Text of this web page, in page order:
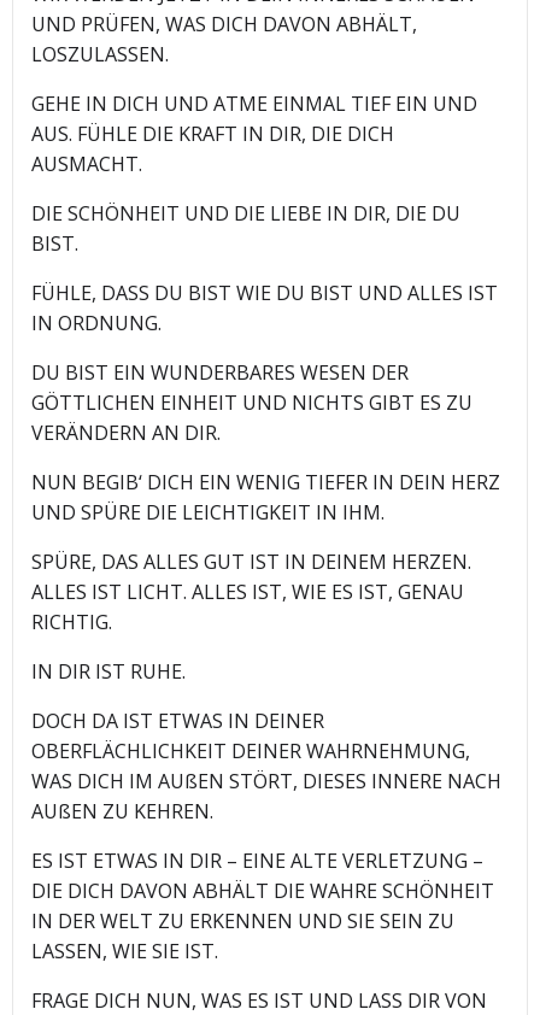
UND PRÜFEN, WAS DICH DAVON ABHÄLT,
LOSZULASSEN.
GEHE IN DICH UND ATME EINMAL TIEF EIN UND
AUS. FÜHLE DIE KRAFT IN DIR, DIE DICH
AUSMACHT.
DIE SCHÖNHEIT UND DIE LIEBE IN DIR, DIE DU
BIST.
FÜHLE, DASS DU BIST WIE DU BIST UND ALLES IST
IN ORDNUNG.
DU BIST EIN WUNDERBARES WESEN DER
GÖTTLICHEN EINHEIT UND NICHTS GIBT ES ZU
VERÄNDERN AN DIR.
NUN BEGIB‘ DICH EIN WENIG TIEFER IN DEIN HERZ
UND SPÜRE DIE LEICHTIGKEIT IN IHM.
SPÜRE, DAS ALLES GUT IST IN DEINEM HERZEN.
ALLES IST LICHT. ALLES IST, WIE ES IST, GENAU
RICHTIG.
IN DIR IST RUHE.
DOCH DA IST ETWAS IN DEINER
OBERFLÄCHLICHKEIT DEINER WAHRNEHMUNG,
WAS DICH IM AUßEN STÖRT, DIESES INNERE NACH
AUßEN ZU KEHREN.
ES IST ETWAS IN DIR – EINE ALTE VERLETZUNG –
DIE DICH DAVON ABHÄLT DIE WAHRE SCHÖNHEIT
IN DER WELT ZU ERKENNEN UND SIE SEIN ZU
LASSEN, WIE SIE IST.
FRAGE DICH NUN, WAS ES IST UND LASS DIR VON